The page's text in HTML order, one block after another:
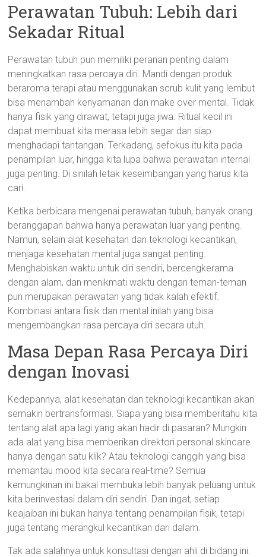
Perawatan Tubuh: Lebih dari
Sekadar Ritual
Perawatan tubuh pun memiliki peranan penting dalam
meningkatkan rasa percaya diri. Mandi dengan produk
beraroma terapi atau menggunakan scrub kulit yang lembut
bisa menambah kenyamanan dan make over mental. Tidak
hanya fisik yang dirawat, tetapi juga jiwa. Ritual kecil ini
dapat membuat kita merasa lebih segar dan siap
menghadapi tantangan. Terkadang, sefokus itu kita pada
penampilan luar, hingga kita lupa bahwa perawatan internal
juga penting. Di sinilah letak keseimbangan yang harus kita
cari.
Ketika berbicara mengenai perawatan tubuh, banyak orang
beranggapan bahwa hanya perawatan luar yang penting.
Namun, selain alat kesehatan dan teknologi kecantikan,
menjaga kesehatan mental juga sangat penting.
Menghabiskan waktu untuk diri sendiri, bercengkerama
dengan alam, dan menikmati waktu dengan teman-teman
pun merupakan perawatan yang tidak kalah efektif.
Kombinasi antara fisik dan mental inilah yang bisa
mengembangkan rasa percaya diri secara utuh.
Masa Depan Rasa Percaya Diri
dengan Inovasi
Kedepannya, alat kesehatan dan teknologi kecantikan akan
semakin bertransformasi. Siapa yang bisa memberitahu kita
tentang alat apa lagi yang akan hadir di pasaran? Mungkin
ada alat yang bisa memberikan direktori personal skincare
hanya dengan satu klik? Atau teknologi canggih yang bisa
memantau mood kita secara real-time? Semua
kemungkinan ini bakal membuka lebih banyak peluang untuk
kita berinvestasi dalam diri sendiri. Dan ingat, setiap
keajaiban ini bukan hanya tentang penampilan fisik, tetapi
juga tentang merangkul kecantikan dari dalam.
Tak ada salahnya untuk konsultasi dengan ahli di bidang ini.